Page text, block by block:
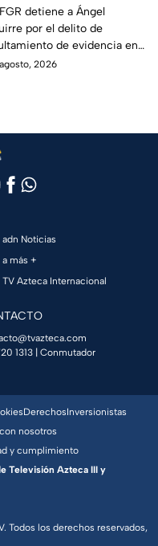
la "Verdad
Así fue como
Aguirre obstruyó
justicia en caso
detiene a Ángel
por el delito de
de evidencia en
Ayotzinapa. Esta es la
2026
adn Noticias
a más +
TV Azteca Internacional
1313 | Conmutador
Todos los derechos reservados,
DerechosInversionistas
nosotros
y cumplimiento
Televisión Azteca III y